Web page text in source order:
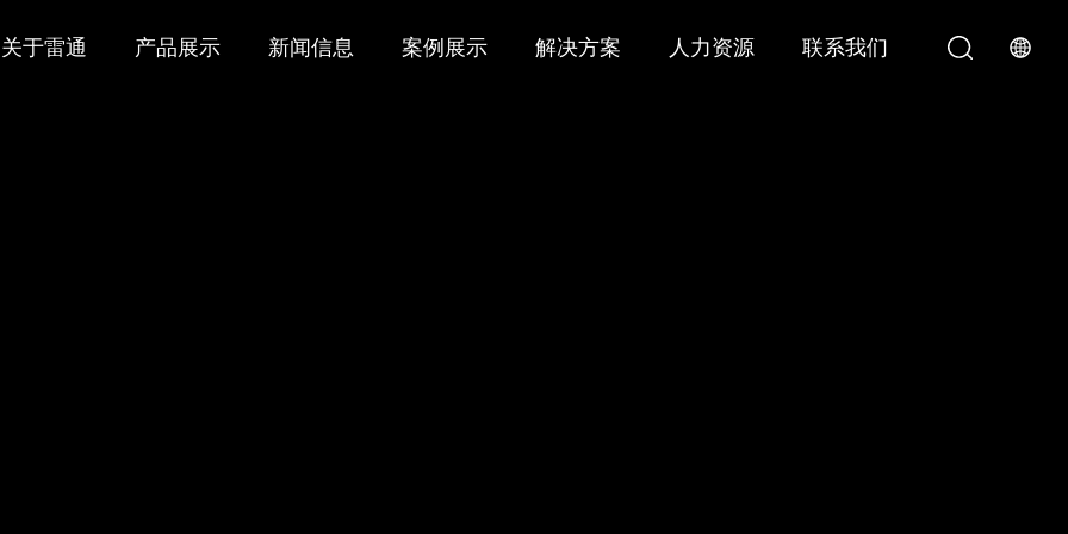
关于雷通 产品展示 新闻信息 案例展示 解决方案 人力资源 联系我们